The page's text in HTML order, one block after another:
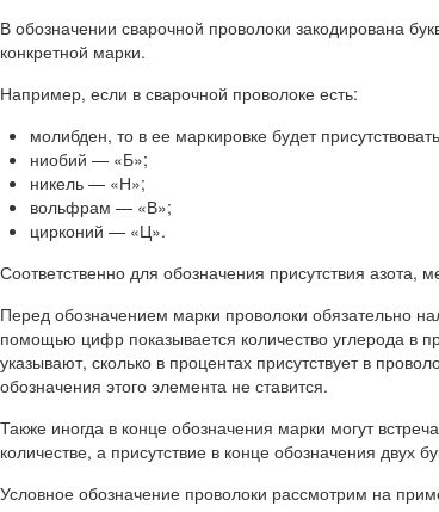
В обозначении сварочной проволоки закодирована
конкретной марки.
Например, если в сварочной проволоке есть:
молибден, то в ее маркировке будет
ниобий — «Б»;
никель — «Н»;
вольфрам — «В»;
цирконий — «Ц».
Соответственно для обозначения присутствия
Перед обозначением марки проволоки обязательно
помощью цифр показывается количество углерода в
указывают, сколько в процентах присутствует в
обозначения этого элемента не ставится.
Также иногда в конце обозначения марки могут
количестве, а присутствие в конце обозначения
Условное обозначение проволоки рассмотрим на